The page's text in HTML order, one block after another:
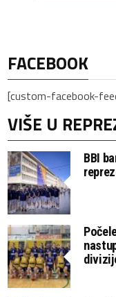
FACEBOOK
[custom-facebook-
VIŠE U
BBI